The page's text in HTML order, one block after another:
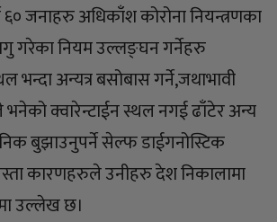
६० जनाहरु अधिकाँश कोरोना नियन्त्रणका
गरेका नियम उल्लङ्घन गर्नेहरु
भन्दा अन्यत्र बसोबास गर्ने,जथाभावी
क्वारेन्टाईन स्थल नगई ढाँटेर अन्य
बुझाउनुपर्ने सेल्फ डाईगनोस्टिक
कारणहरुले उनीहरु देश निकालामा
उल्लेख छ।